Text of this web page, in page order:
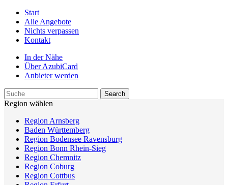
Start
Alle Angebote
Nichts verpassen
Kontakt
In der Nähe
Über AzubiCard
Anbieter werden
Region wählen
Region Arnsberg
Baden Württemberg
Region Bodensee Ravensburg
Region Bonn Rhein-Sieg
Region Chemnitz
Region Coburg
Region Cottbus